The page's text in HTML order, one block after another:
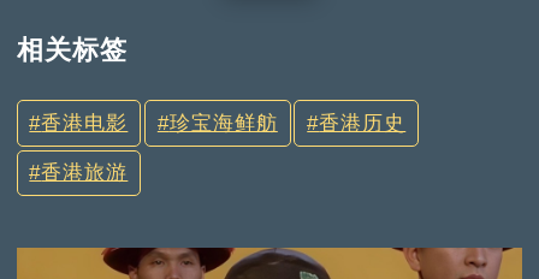
相关标签
香港电影 珍宝海鲜舫 香港历史
香港旅游